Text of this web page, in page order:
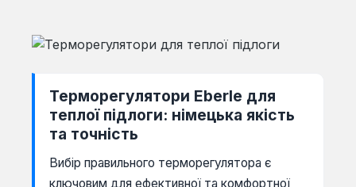
Терморегулятори Eberle для
теплої підлоги: німецька якість
та точність
Вибір правильного терморегулятора є
ключовим для ефективної та комфортної